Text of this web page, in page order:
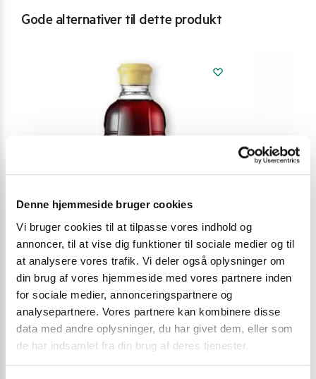
Denne hjemmeside bruger cookies
Vi bruger cookies til at tilpasse vores indhold og
annoncer, til at vise dig funktioner til sociale medier og til
at analysere vores trafik. Vi deler også oplysninger om
din brug af vores hjemmeside med vores partnere inden
for sociale medier, annonceringspartnere og
analysepartnere. Vores partnere kan kombinere disse
data med andre oplysninger, du har givet dem, eller som
de har indsamlet fra din brug af deres tjenester.
Gode alternativer til dette produkt
SOJASAUCE SOJASAUCE